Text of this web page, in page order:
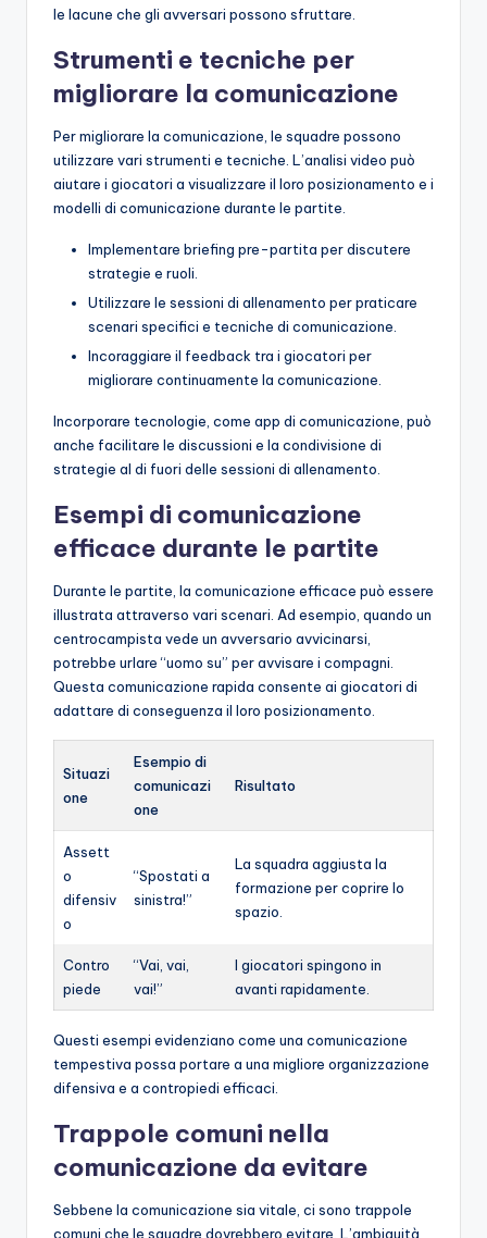
le lacune che gli avversari possono sfruttare.
Strumenti e tecniche per
migliorare la comunicazione
Per migliorare la comunicazione, le squadre possono
utilizzare vari strumenti e tecniche. L’analisi video può
aiutare i giocatori a visualizzare il loro posizionamento e i
modelli di comunicazione durante le partite.
Implementare briefing pre-partita per discutere
strategie e ruoli.
Utilizzare le sessioni di allenamento per praticare
scenari specifici e tecniche di comunicazione.
Incoraggiare il feedback tra i giocatori per
migliorare continuamente la comunicazione.
Incorporare tecnologie, come app di comunicazione, può
anche facilitare le discussioni e la condivisione di
strategie al di fuori delle sessioni di allenamento.
Esempi di comunicazione
efficace durante le partite
Durante le partite, la comunicazione efficace può essere
illustrata attraverso vari scenari. Ad esempio, quando un
centrocampista vede un avversario avvicinarsi,
potrebbe urlare “uomo su” per avvisare i compagni.
Questa comunicazione rapida consente ai giocatori di
adattare di conseguenza il loro posizionamento.
Situazi
one
Esempio di
comunicazi
one
Risultato
Assett
o
difensiv
o
“Spostati a
sinistra!”
La squadra aggiusta la
formazione per coprire lo
spazio.
Contro
piede
“Vai, vai,
vai!”
I giocatori spingono in
avanti rapidamente.
Questi esempi evidenziano come una comunicazione
tempestiva possa portare a una migliore organizzazione
difensiva e a contropiedi efficaci.
Trappole comuni nella
comunicazione da evitare
Sebbene la comunicazione sia vitale, ci sono trappole
comuni che le squadre dovrebbero evitare. L’ambiguità